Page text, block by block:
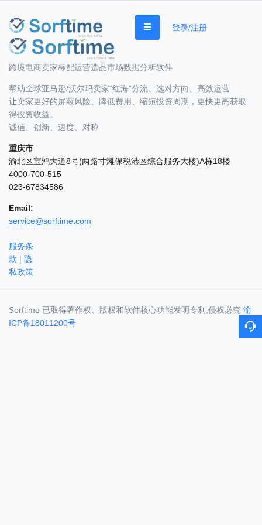
登录/注册
跨境电商卖家标配运营选品市场数据分析软件
帮助全球亚马逊/沃尔玛卖家“红海”分流、选对方向、高效运营
让卖家更好的屏蔽风险、降低费用、缩短投资周期，更快更高获取
得投资收益。
诚信、创新、速度、对称
重庆市
渝北区宝鸿大道8号(两路寸滩保税港区综合服务大楼)A栋18楼
4000-700-515
023-67834586
Email:
service@sorftime.com
服务条
款 | 隐
私政策
Sorftime 已取得著作权、版权和软件核心功能发明专利,侵权必究 渝
ICP备18011200号